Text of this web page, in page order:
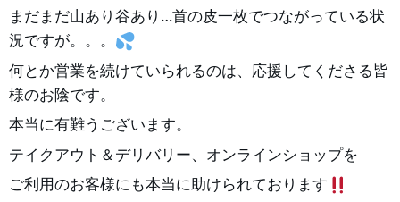
まだまだ山あり谷あり…首の皮一枚でつながっている状
況ですが。。。
何とか営業を続けていられるのは、応援してくださる皆
様のお陰です。
本当に有難うございます。
テイクアウト＆デリバリー、オンラインショップを
ご利用のお客様にも本当に助けられております